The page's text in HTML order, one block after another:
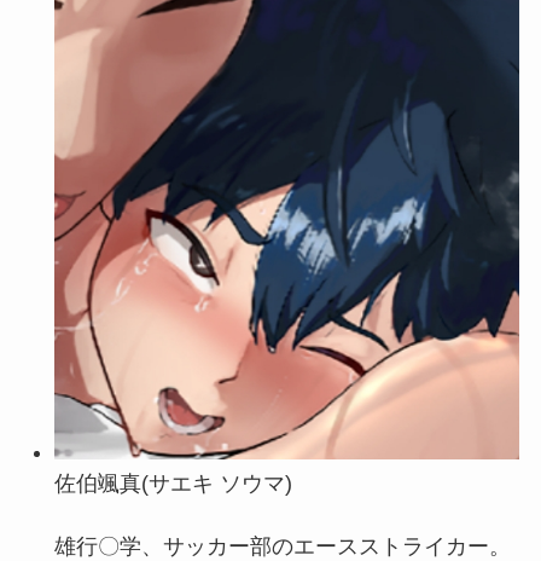
佐伯颯真(サエキ ソウマ)
雄行〇学、サッカー部のエースストライカー。